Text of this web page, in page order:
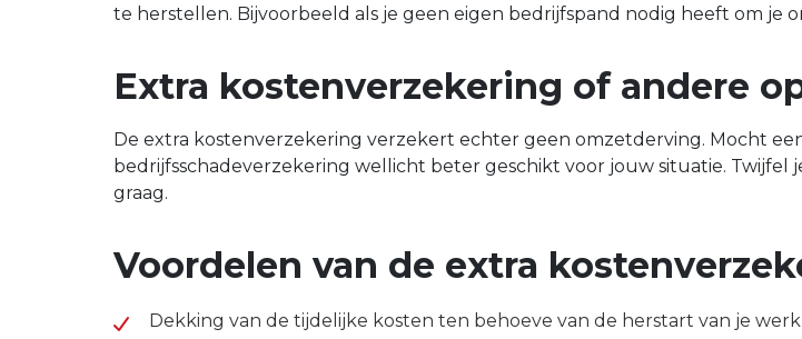
te herstellen. Bijvoorbeeld als je geen eigen bedrijfspand nodig heeft om je
Extra kostenverzekering of andere
De extra kostenverzekering verzekert echter geen omzetderving. Mocht
bedrijfsschadeverzekering wellicht beter geschikt voor jouw situatie. Twijfel
graag.
Voordelen van de extra
Dekking van de tijdelijke kosten ten behoeve van de herstart van je